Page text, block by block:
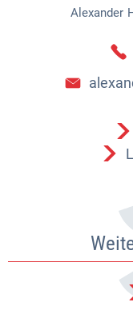
Alexander